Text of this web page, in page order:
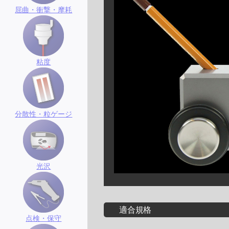
屈曲・衝撃・摩耗
粘度
分散性・粒ゲージ
光沢
点検・保守
適合規格